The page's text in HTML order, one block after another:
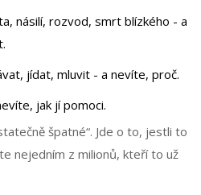
násilí, rozvod, smrt blízkého - a
jídat, mluvit - a nevíte, proč.
jak jí pomoci.
špatné“. Jde o to, jestli to
nejedním z milionů, kteří to už